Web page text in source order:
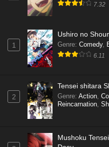
7.32
1
Ushiro no
Genre: Comedy,
6.11
2
Tensei shitara
Genre: Action
Reincarnation
Mushoku